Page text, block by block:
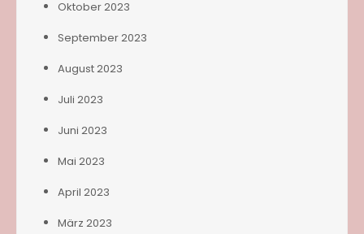
Oktober 2023
September 2023
August 2023
Juli 2023
Juni 2023
Mai 2023
April 2023
März 2023